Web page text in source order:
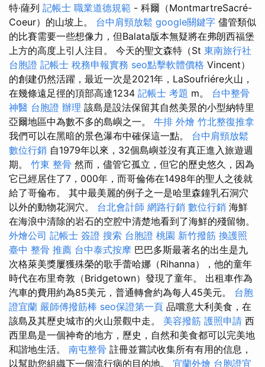
特·薩列 記帳士 職業道德規範 - 科爾（MontmartreSacré-
Coeur）的山坡上。 台中肩頸放鬆 google關鍵字 儘管類似
的比賽需要一些想像力，但Balata版本無疑將在弗朗西福堡
上方的高度上引人注目。 今天的聖文森特（St 東南旅行社
台胞證 記帳士 稅務申報實務 seo點擊軟體價格 Vincent）
的創建仍然活躍，最近一次是2021年，LaSoufriére火山，
在幾條遠足徑的頂部高達1234 記帳士 考題 m。 台中整骨
神醫 台胞證 辦理 該島是設法保留其自然美景的小型納特里
亞爾地區中為數不多的島嶼之一。 牛排 外燴 竹北整復推拿
我們可以在黑暗的景色瀑布中確保這一點。 台中肩頸放鬆
數位行銷 自1979年以來，32個島嶼並沒有真正進入旅遊週
期。 竹東 整骨 然而，儘管它孤立，但它的歷史悠久，因為
它已經居住了7，000年，而哥倫佈在1498年的聖人之後就
給了哥倫布。 其中最美麗的例子之一是哈里森鐘乳石洞穴
以外的動物花洞穴。 台北會計師 網路行銷 數位行銷 海鮮
在海浪中清除的岩石的空腔中清楚地看到了海鮮的殘留物。
外燴公司 記帳士 簽證 搜索 台胞證 桃園 新竹撥筋 換護照
臺中 整骨 推薦 台中泰式按摩 巴巴多斯最著名的出生是九
次格萊美獎屢獲殊榮的歌手蕾哈娜（Rihanna），他的童年
時代在布里奇敦（Bridgetown）發現了童年。 出租車作為
汽車的費用約為85美元，普通轉會約為每人45美元。 台胞
證宜蘭 嚴師傅撥筋棒 seo保證第一頁 品嚐意大利美食，在
該島及其歷史城市的火山景觀中走。 美容撥筋 護照申請 西
西里島是一個神奇的地方，歷史，自然和美食都可以完美地
和諧地生活。 南屯整骨 註冊並嘗試收集所有有用的信息，
以幫助您組織下一個流行病的目的地。 宜蘭外燴 台胞證宜